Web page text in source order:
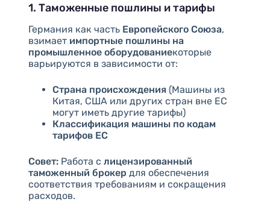
1. Таможенные пошлины и тарифы
Германия как часть Европейского Союза,
взимает импортные пошлины на
промышленное оборудованиекоторые
варьируются в зависимости от:
Страна происхождения (Машины из
Китая, США или других стран вне ЕС
могут иметь другие тарифы)
Классификация машины по кодам
тарифов ЕС
Совет:Работа с лицензированный
таможенный брокер для обеспечения
соответствия требованиям и сокращения
расходов.